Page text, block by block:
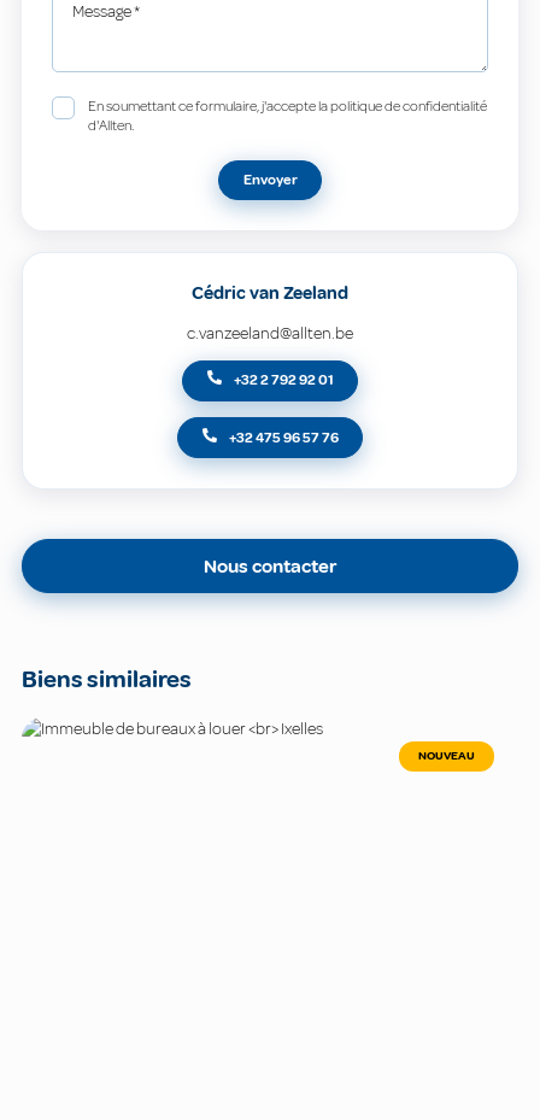
Message*
En soumettant ce formulaire, j'accepte la politique de confidentialité
d'Allten.
Envoyer
Cédric van Zeeland
c.vanzeeland@allten.be
+32 2 792 92 01
+32 475 96 57 76
Nous contacter
Biens similaires
NOUVEAU